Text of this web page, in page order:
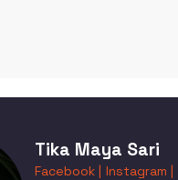
Tika Maya Sari
Facebook | Instagram |